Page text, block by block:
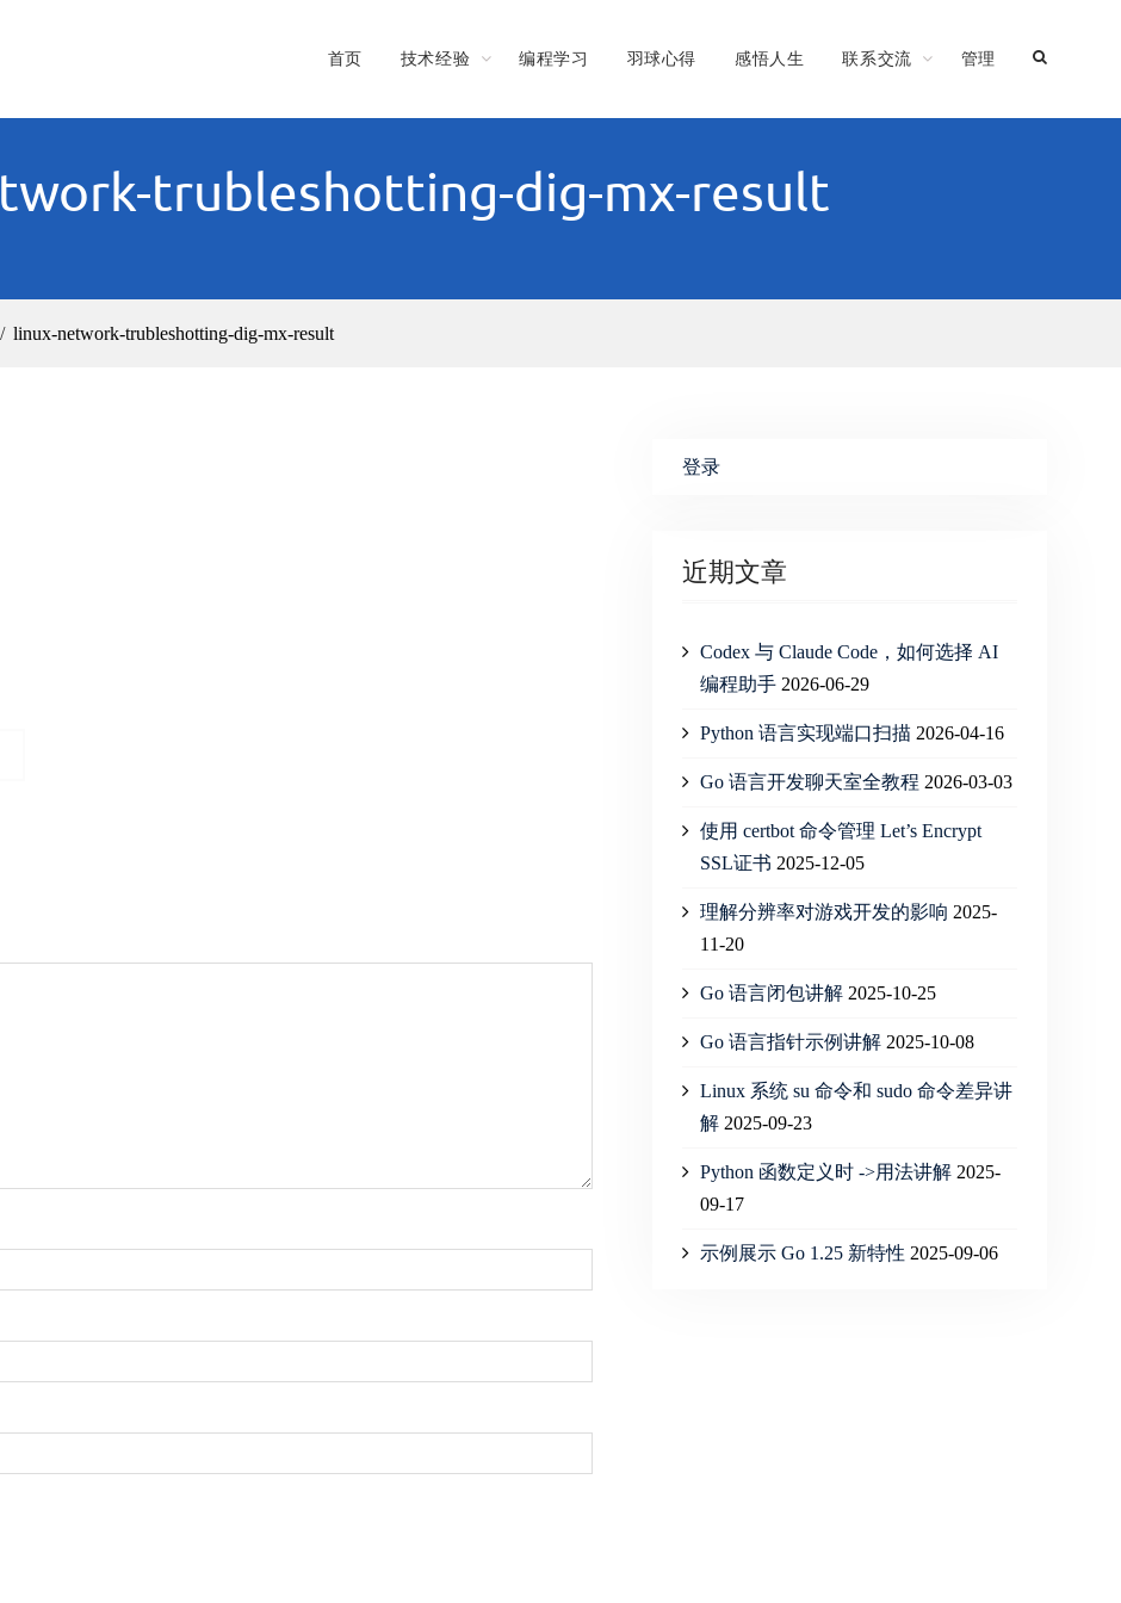
首页 技术经验 编程学习 羽球心得 感悟人生 联系交流 管理
trubleshotting-dig-mx-result
linux-network-trubleshotting-dig-mx-result
登录
近期文章
Codex 与 Claude Code，如何选择 AI
编程助手 2026-06-29
Python 语言实现端口扫描 2026-04-16
Go 语言开发聊天室全教程 2026-03-03
使用 certbot 命令管理 Let’s Encrypt
SSL证书 2025-12-05
理解分辨率对游戏开发的影响 2025-
11-20
Go 语言闭包讲解 2025-10-25
Go 语言指针示例讲解 2025-10-08
Linux 系统 su 命令和 sudo 命令差异讲
解 2025-09-23
Python 函数定义时 ->用法讲解 2025-
09-17
示例展示 Go 1.25 新特性 2025-09-06